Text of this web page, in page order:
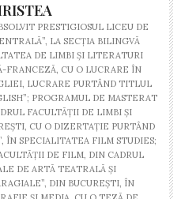
PRESTIGIOSUL LICEU DE
LA SECŢIA BILINGVĂ
DE LIMBI ŞI LITERATURI
FRANCEZĂ, CU O LUCRARE ÎN
LUCRARE PURTÂND TITLUL
PROGRAMUL DE MASTERAT
FACULTĂŢII DE LIMBI ŞI
CU O DIZERTAŢIE PURTÂND
ÎN SPECIALITATEA FILM STUDIES;
DE FILM, DIN CADRUL
DE ARTĂ TEATRALĂ ŞI
DIN BUCUREŞTI, ÎN